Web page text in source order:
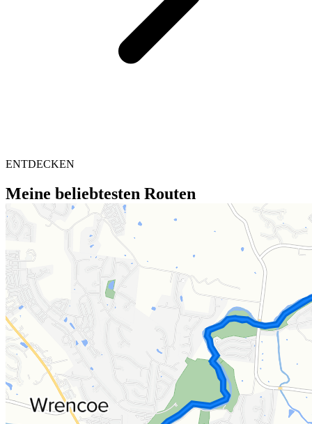
ENTDECKEN
Meine beliebtesten Routen